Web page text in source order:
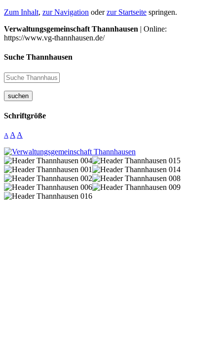
Zum Inhalt, zur Navigation oderzur Startseite springen.
Verwaltungsgemeinschaft Thannhausen | Online:
https://www.vg-thannhausen.de/
Suche Thannhausen
suchen
Schriftgröße
A A A